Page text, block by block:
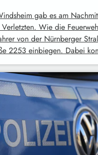
gab es am
Wie die
von der Nürnberger
2253 einbiegen. Dabei